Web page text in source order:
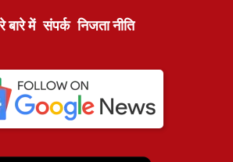
बारे में संपर्क निजता नीति